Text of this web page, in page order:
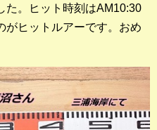
た。ヒット時刻はAM10:30
がヒットルアーです。おめ